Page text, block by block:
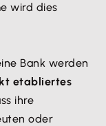
wird dies
Bank werden
etabliertes
ihre
oder